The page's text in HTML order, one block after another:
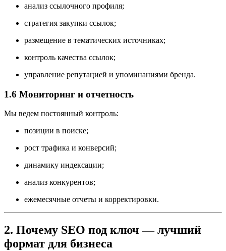
анализ ссылочного профиля;
стратегия закупки ссылок;
размещение в тематических источниках;
контроль качества ссылок;
управление репутацией и упоминаниями бренда.
1.6 Мониторинг и отчетность
Мы ведем постоянный контроль:
позиции в поиске;
рост трафика и конверсий;
динамику индексации;
анализ конкурентов;
ежемесячные отчеты и корректировки.
2. Почему SEO под ключ — лучший
формат для бизнеса